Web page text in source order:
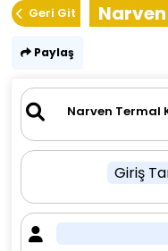
Geri Git
Paylaş
Giriş